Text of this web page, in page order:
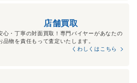
店舗買取
心・丁寧の対面買取！専門バイヤーがあなたの
品物を責任もって査定いたします。
くわしくはこちら